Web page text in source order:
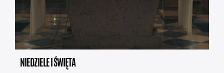
NIEDZIELE I ŚWIĘTA